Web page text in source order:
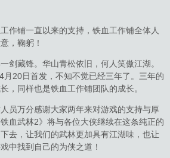
铺一直以来的支持，铁血工作铺全体人
，鞠躬！
藏锋。华山青松依旧，何人笑傲江湖。
月20日首发，不知不觉已经三年了。三年的
，同样也是铁血工作铺团队的成长。
万分感谢大家两年来对游戏的支持与厚
血武林2》将与各位大侠继续在这条纯正的
去，让我们的武林更加具有江湖味，也让
中找到自己的为侠之道！